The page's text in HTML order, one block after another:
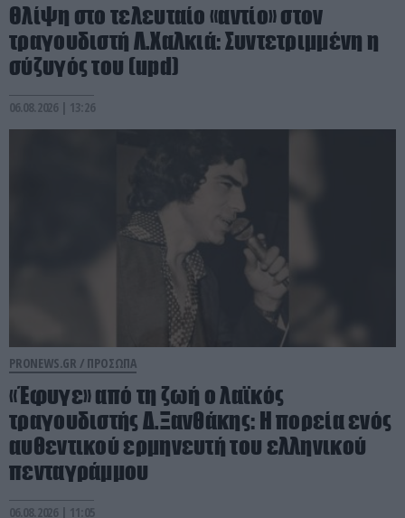
Θλίψη στο τελευταίο «αντίο» στον
τραγουδιστή Λ.Χαλκιά: Συντετριμμένη η
σύζυγός του (upd)
06.08.2026 | 13:26
PRONEWS.GR / ΠΡΟΣΩΠΑ
«Έφυγε» από τη ζωή ο λαϊκός
τραγουδιστής Δ.Ξανθάκης: Η πορεία ενός
αυθεντικού ερμηνευτή του ελληνικού
πενταγράμμου
06.08.2026 | 11:05